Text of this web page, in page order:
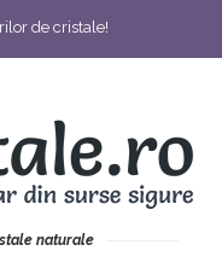
de cristale!
naturale